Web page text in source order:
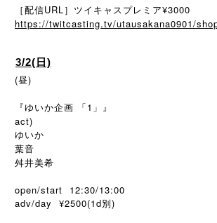
［配信URL］ツイキャスプレミア¥3000
https://twitcasting.tv/utausakana0901/
3/2(日)
(昼)
『ゆいか企画 「1」』
act)
ゆいか
葉音
舛井美希
open/start 12:30/13:00
adv/day ¥2500(1d別)